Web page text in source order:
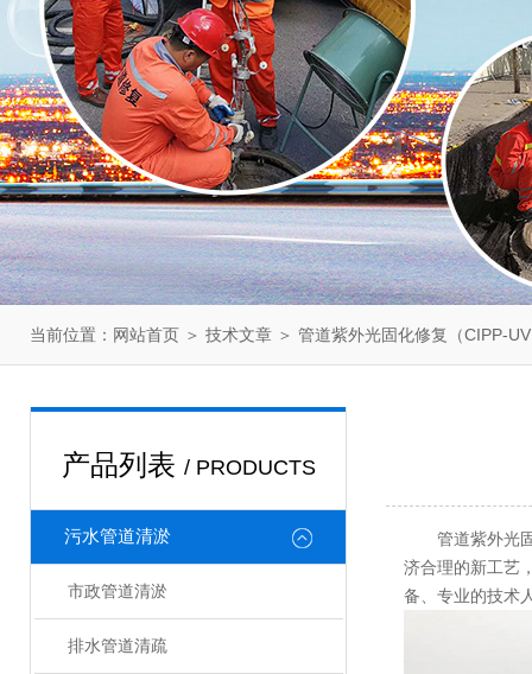
当前位置： 网站首页 ＞ 技术文章 ＞ 管道紫外光固化修复（CIPP-
产品列表 / PRODUCTS
污水管道清淤
市政管道清淤
排水管道清疏
管道紫外光
济合理的新工艺
备、专业的技术